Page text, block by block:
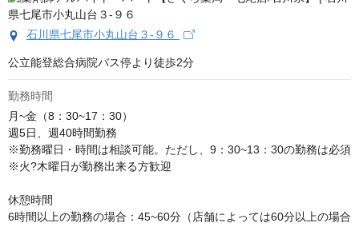
石川県七尾市小丸山台３-９６
公立能登総合病院バス停より徒歩2分
勤務時間
月~金（8：30~17：30）
週5日、週40時間勤務
※勤務曜日・時間は相談可能。ただし、9：30~13：30の勤務は必須
※火?木曜日が勤務出来る方歓迎
休憩時間
6時間以上の勤務の場合：45~60分（店舗によっては60分以上の場合